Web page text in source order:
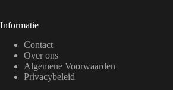
Informatie
Contact
Over ons
Algemene Voorwaarden
Privacybeleid